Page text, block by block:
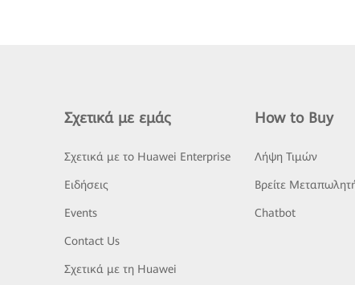
Σχετικά με εμάς
Σχετικά με το Huawei Enterprise
Ειδήσεις
Events
Contact Us
Σχετικά με τη Huawei
How to Buy
Λήψη Τιμών
Βρείτε
Chatbot